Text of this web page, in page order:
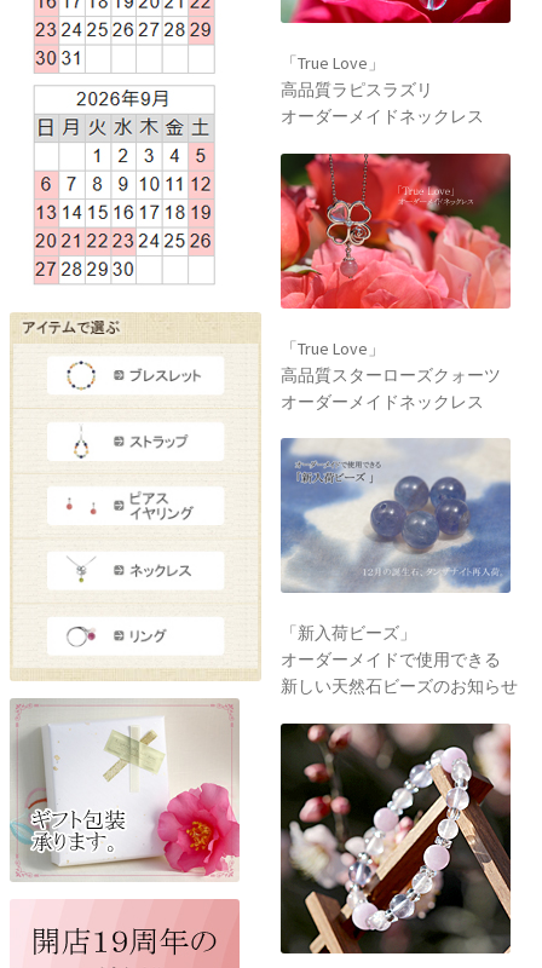
「True Love」
高品質ラピスラズリ
オーダーメイドネックレス
「True Love」
高品質スターローズクォーツ
オーダーメイドネックレス
「新入荷ビーズ」
オーダーメイドで使用できる
新しい天然石ビーズのお知らせ